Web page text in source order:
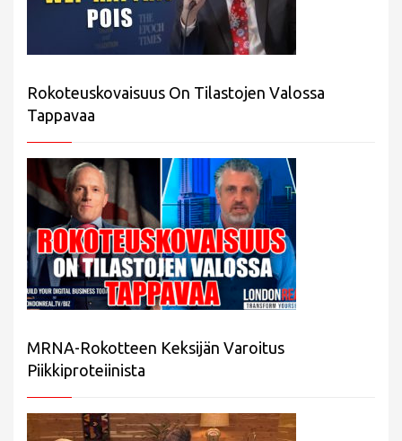
Rokoteuskovaisuus On Tilastojen Valossa
Tappavaa
MRNA-Rokotteen Keksijän Varoitus
Piikkiproteiinista